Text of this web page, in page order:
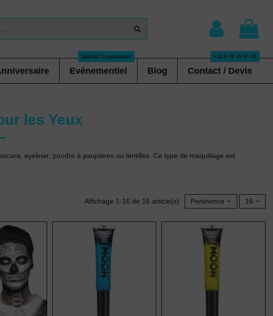
Evénementiel
Spécial Organisateur
Blog Contact / Devis
+33 9 78 45 55 45
les Yeux
eyeliner, poudre à paupières ou lentilles. Ce type de maquillage est
Affichage 1-16 de 16 article(s) Pertinence 16